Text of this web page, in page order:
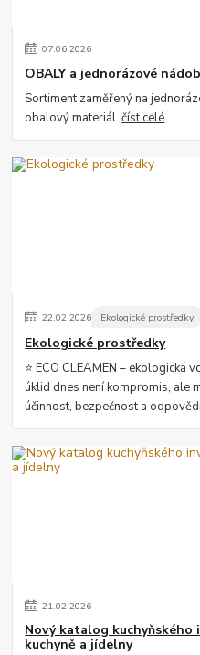
07.06.2026
OBALY a jednorázové
Sortiment zaměřený na
obalový materiál.číst celé
22.02.2026 Ekologické prostředky
Ekologické prostředky
⭐ ECO CLEAMEN –
úklid dnes není kompromis, ale
účinnost, bezpečnost a
21.02.2026
Nový katalog
kuchyně a jídelny